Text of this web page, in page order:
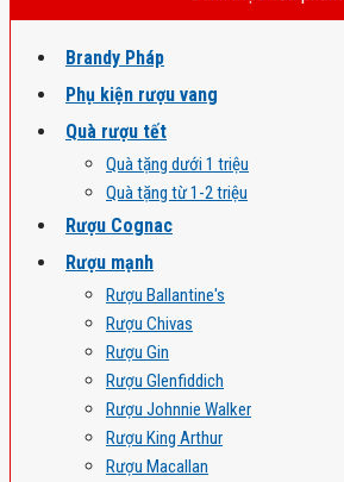
Brandy Pháp
Phụ kiện rượu vang
Quà rượu tết
Quà tặng dưới 1 triệu
Quà tặng từ 1-2 triệu
Rượu Cognac
Rượu mạnh
Rượu Ballantine's
Rượu Chivas
Rượu Gin
Rượu Glenfiddich
Rượu Johnnie Walker
Rượu King Arthur
Rượu Macallan